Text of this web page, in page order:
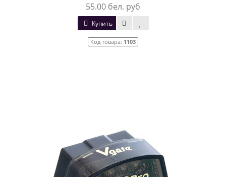
55.00 бел. руб
Купить
Код товара: 1103